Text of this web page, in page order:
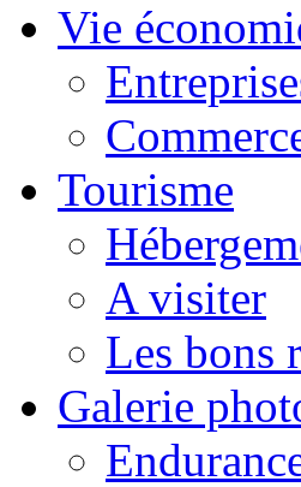
Vie
Tourisme
A visiter
Les bons
Galerie